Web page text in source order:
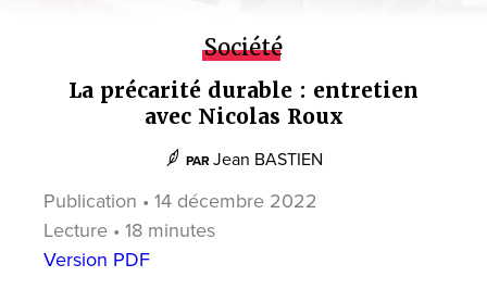
Société
La précarité durable : entretien
avec Nicolas Roux
PAR Jean BASTIEN
Publication • 14 décembre 2022
Lecture • 18 minutes
Version PDF